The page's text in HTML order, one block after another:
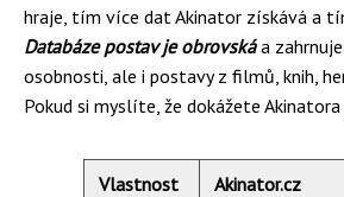
hraje, tím více dat Akinator získává a
Databáze postav je obrovskáa
osobnosti, ale i postavy z filmů, knih,
Pokud si myslíte, že dokážete
Vlastnost Akinator.cz